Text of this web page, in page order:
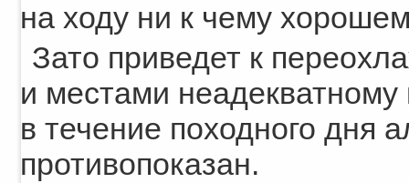
на ходу ни к чему
Зато приведет к
и местами
в течение походного дня
противопоказан.